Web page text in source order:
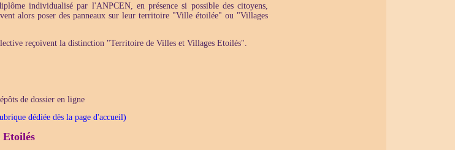
individualisé par l'ANPCEN, en présence si possible des citoyens,
alors poser des panneaux sur leur territoire "Ville étoilée" ou "Villages
reçoivent la distinction "Territoire de Villes et Villages Etoilés".
de dossier en ligne
dédiée dès la page d'accueil)